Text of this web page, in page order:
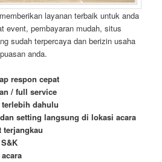
layanan terbaik untuk anda
event, pembayaran mudah, situs
sudah terpercaya dan berizin usaha
anda.
respon cepat
/ full service
dahulu
setting langsung di lokasi acara
terjangkau